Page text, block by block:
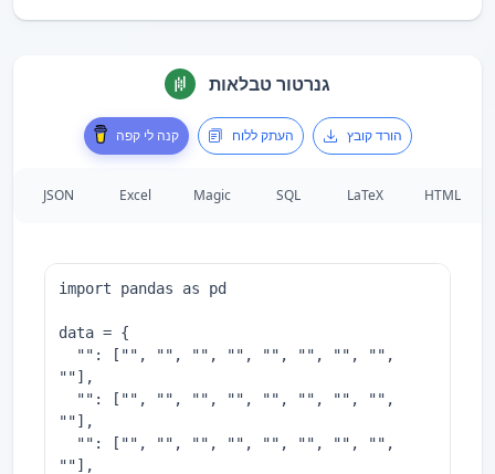
גנרטור טבלאות
קנה לי קפה העתק ללוח הורד קובץ
JSON Excel Magic SQL LaTeX HTML